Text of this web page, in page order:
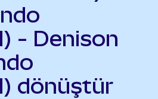
- Denison
dönüştür